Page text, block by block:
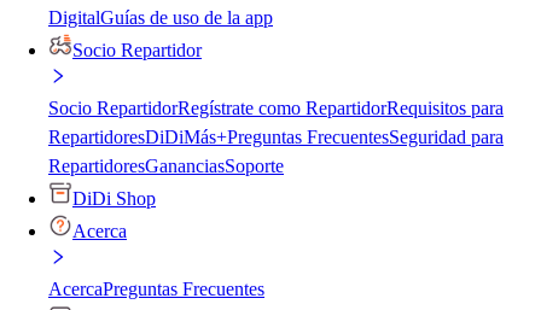
DigitalGuías de uso de la app
Socio Repartidor
Socio RepartidorRegístrate como RepartidorRequisitos para
RepartidoresDiDiMás+Preguntas FrecuentesSeguridad para
RepartidoresGananciasSoporte
DiDi Shop
Acerca
AcercaPreguntas Frecuentes